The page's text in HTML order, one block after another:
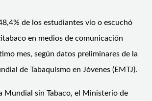
de los estudiantes vio o escuchó
en medios de comunicación
mes, según datos preliminares de la
de Tabaquismo en Jóvenes (EMTJ).
Mundial sin Tabaco, el Ministerio de